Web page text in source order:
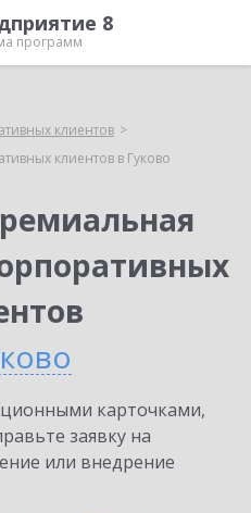
8
программ
клиентов
клиентов в Гуково
карточками,
заявку на
или внедрение